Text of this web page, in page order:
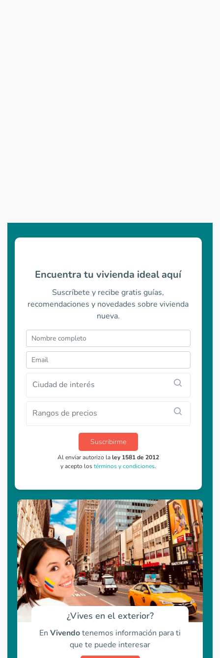
Encuentra tu vivienda ideal aquí
Suscríbete y recibe gratis guías,
recomendaciones y novedades sobre vivienda
nueva.
Ciudad de interés
Rangos de precios
Suscribirme
Al enviar autorizo laley 1581 de 2012
y acepto lostérminos y condiciones.
¿Vives en el exterior?
En Vivendotenemos información para ti
que te puede interesar